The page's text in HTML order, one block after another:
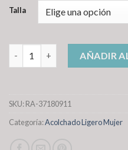
Talla
acolchado ligero mujerAÑADIR
SKU:RA-37180911
Categoría:Acolchado Ligero Mujer